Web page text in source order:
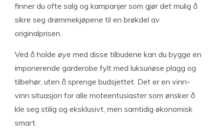
finner du ofte salg og kampanjer som gjør det mulig å
sikre seg drømmekjøpene til en brøkdel av
originalprisen.
Ved å holde øye med disse tilbudene kan du bygge en
imponerende garderobe fylt med luksuriøse plagg og
tilbehør, uten å sprenge budsjettet. Det er en vinn-
vinn situasjon for alle moteentusiaster som ønsker å
kle seg stilig og eksklusivt, men samtidig økonomisk
smart.